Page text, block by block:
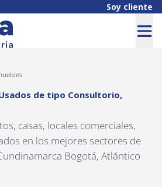
Soy cliente
de tipo Consultorio,
casas, locales comerciales,
en los mejores sectores de
Bogotá, Atlántico
Usados de tipo Consultorio,